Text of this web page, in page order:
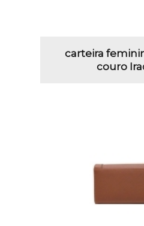
carteira
couro